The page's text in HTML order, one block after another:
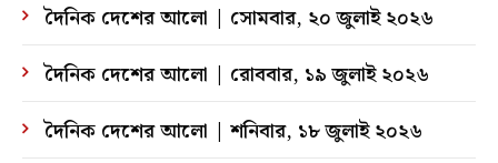
দৈনিক দেশের আলো | সোমবার, ২০ জুলাই ২০২৬
দৈনিক দেশের আলো | রোববার, ১৯ জুলাই ২০২৬
দৈনিক দেশের আলো | শনিবার, ১৮ জুলাই ২০২৬